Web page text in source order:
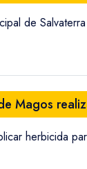
de
Magos
herbicida